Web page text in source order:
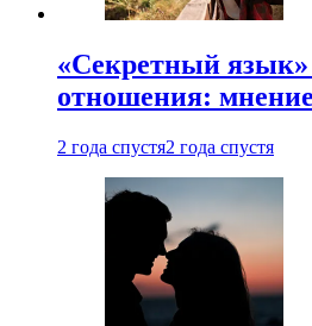
«Секретный язык»
отношения:
2 года спустя2 года спустя